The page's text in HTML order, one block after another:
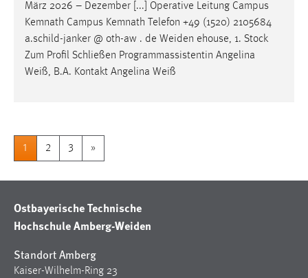
März 2026 – Dezember [...] Operative Leitung Campus
Kemnath Campus Kemnath Telefon +49 (1520) 2105684
a.schild-janker @ oth-aw . de Weiden ehouse, 1. Stock
Zum Profil Schließen Programmassistentin Angelina
Weiß, B.A. Kontakt Angelina Weiß
1 2 3 »
Ostbayerische Technische
Hochschule Amberg-Weiden
Standort Amberg
Kaiser-Wilhelm-Ring 23